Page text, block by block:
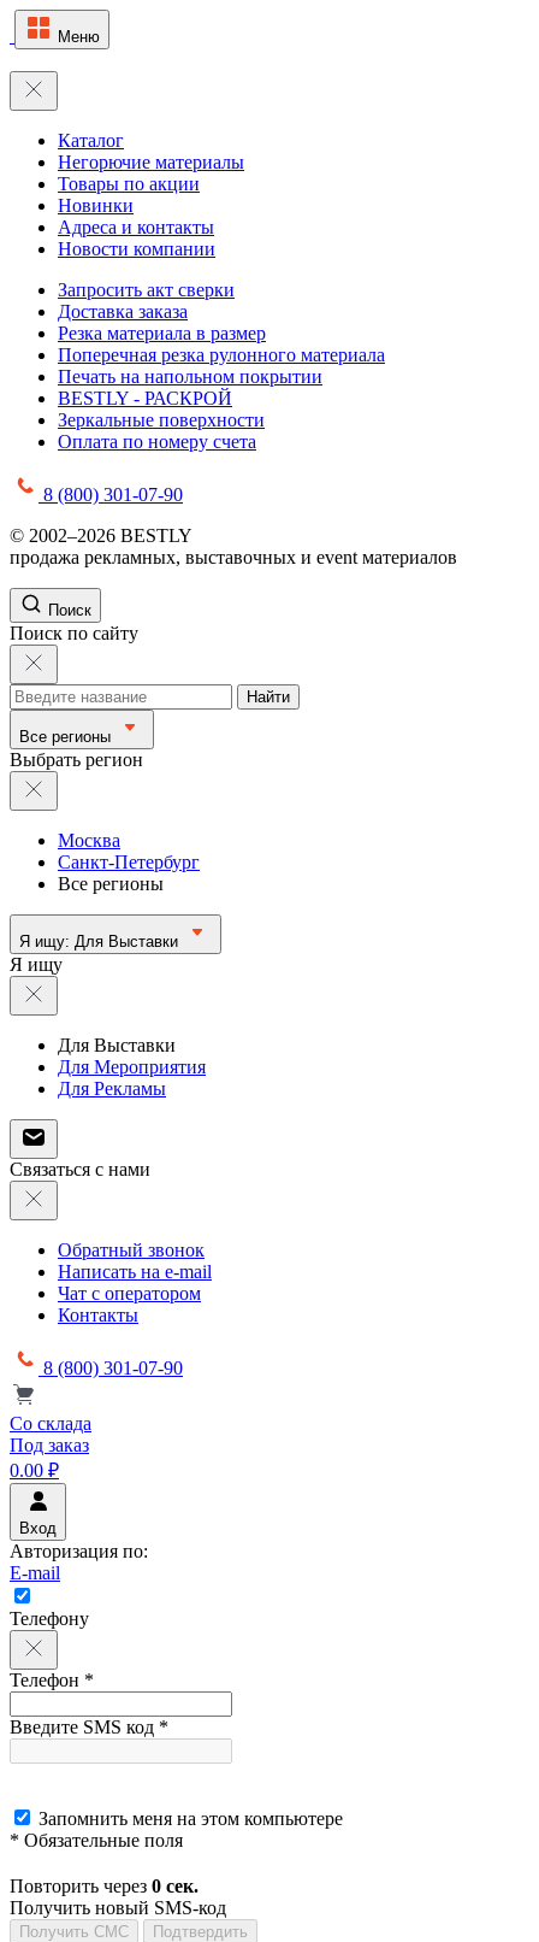
Меню
Каталог
Негорючие материалы
Товары по акции
Новинки
Адреса и контакты
Новости компании
Запросить акт сверки
Доставка заказа
Резка материала в размер
Поперечная резка рулонного материала
Печать на напольном покрытии
BESTLY - РАСКРОЙ
Зеркальные поверхности
Оплата по номеру счета
8 (800) 301-07-90
© 2002–2026 BESTLY
продажа рекламных, выставочных и event материалов
Поиск
Поиск по сайту
Найти
Все регионы
Выбрать регион
Москва
Санкт-Петербург
Все регионы
Я ищу: Для Выставки
Я ищу
Для Выставки
Для Мероприятия
Для Рекламы
Связаться с нами
Обратный звонок
Написать на e-mail
Чат с оператором
Контакты
8 (800) 301-07-90
Со склада
Под заказ
0.00 ₽
Вход
Авторизация по:
E-mail
Телефону
Телефон *
Введите SMS код *
Запомнить меня на этом компьютере
* Обязательные поля
Повторить через 0 сек.
Получить новый SMS-код
Получить СМС Подтвердить